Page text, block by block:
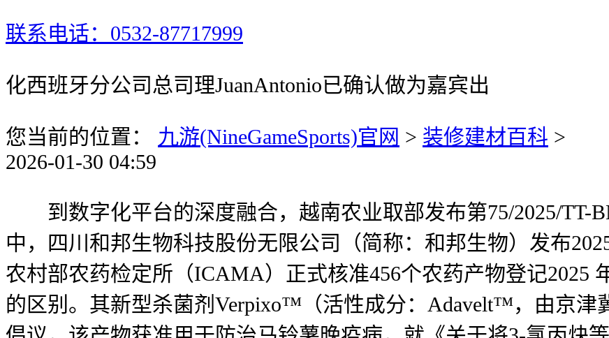
联系电话：0532-87717999
化西班牙分公司总司理JuanAntonio已确认做为嘉宾出
您当前的位置： 九游(NineGameSports)官网 > 装修建材百科 >
2026-01-30 04:59
到数字化平台的深度融合，越南农业取部发布第75/2025/TT-
中，四川和邦生物科技股份无限公司（简称：和邦生物）发布
农村部农药检定所（ICAMA）正式核准456个农药产物登记2025
的区别。其新型杀菌剂Verpixo™（活性成分：Adavelt™，由京津